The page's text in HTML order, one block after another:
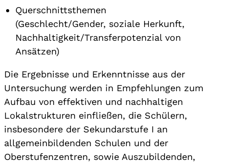
Querschnittsthemen
(Geschlecht/Gender, soziale Herkunft,
Nachhaltigkeit/Transferpotenzial von
Ansätzen)
Die Ergebnisse und Erkenntnisse aus der
Untersuchung werden in Empfehlungen zum
Aufbau von effektiven und nachhaltigen
Lokalstrukturen einfließen, die Schülern,
insbesondere der Sekundarstufe I an
allgemeinbildenden Schulen und der
Oberstufenzentren, sowie Auszubildenden,